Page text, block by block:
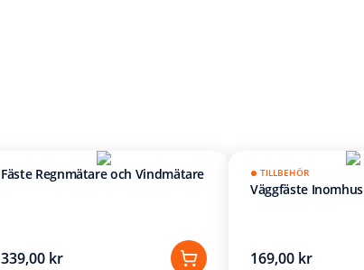
Fäste Regnmätare och Vindmätare
339,00 kr
TILLBEHÖR
Väggfäste Inomhus
169,00 kr